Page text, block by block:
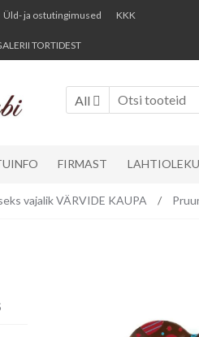
Üld- ja ostutingimused KKK
TORTIDEST
All
FIRMAST
vajalik VÄRVIDE KAUPA /